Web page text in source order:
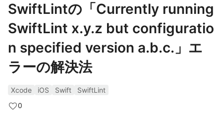
SwiftLintの「Currently running
SwiftLint x.y.z but configuratio
n specified version a.b.c.」エ
ラーの解決法
Xcode iOS Swift
SwiftLint
0